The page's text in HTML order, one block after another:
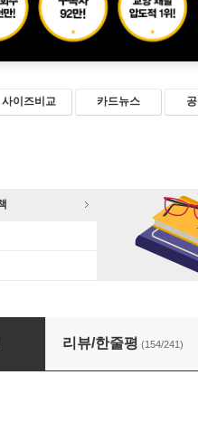
사이즈비교 카드뉴스
리뷰/한줄평 (154/241)